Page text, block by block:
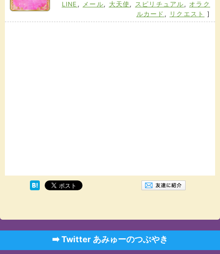
LINE , メール, 大天使 , スピリチュアル , オラク
ルカード , リクエスト ]
➡️ Twitter あみゅーのつぶやき